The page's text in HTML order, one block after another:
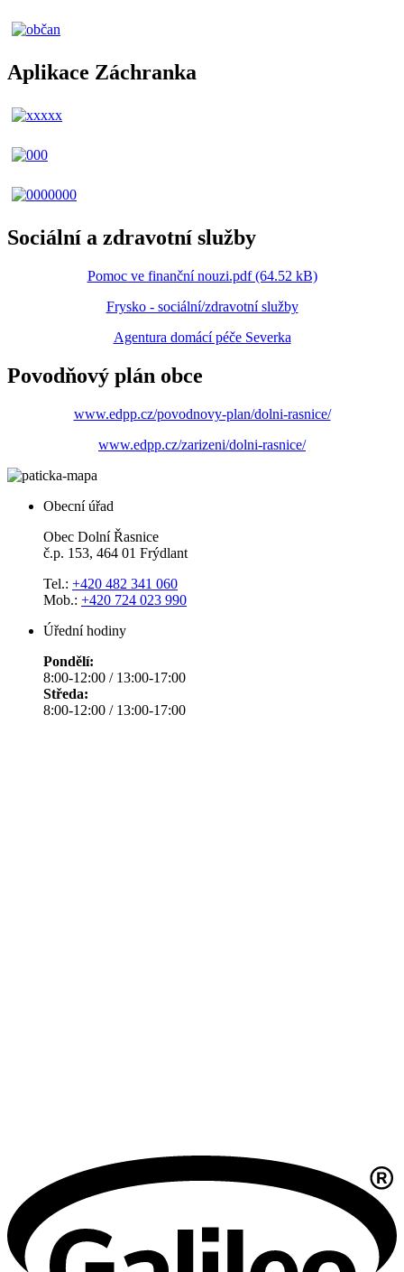
Aplikace Záchranka
Sociální a zdravotní služby
Pomoc ve finanční nouzi.pdf (64.52 kB)
Frysko - sociální/zdravotní služby
Agentura domácí péče Severka
Povodňový plán obce
www.edpp.cz/povodnovy-plan/dolni-rasnice/
www.edpp.cz/zarizeni/dolni-rasnice/
Obecní úřad
Obec Dolní Řasnice
č.p. 153, 464 01 Frýdlant
Tel.: +420 482 341 060
Mob.: +420 724 023 990
Úřední hodiny
Pondělí:
8:00-12:00 / 13:00-17:00
Středa:
8:00-12:00 / 13:00-17:00